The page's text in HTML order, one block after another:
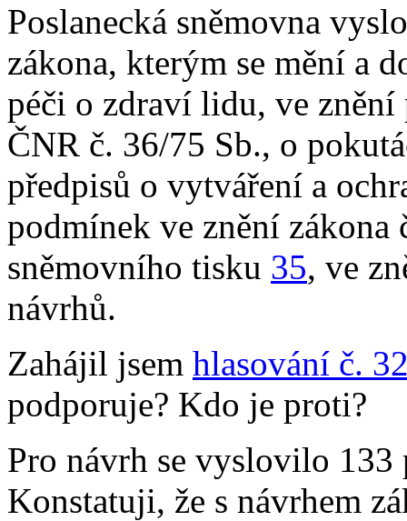
Poslanecká sněmovna
zákona, kterým se mění a
péči o zdraví lidu, ve znění
ČNR č. 36/75 Sb., o
předpisů o vytváření a
podmínek ve znění zákona
sněmovního tisku 35, ve
návrhů.
Zahájil jsem hlasování č.
podporuje? Kdo je proti?
Pro návrh se vyslovilo
Konstatuji, že s návrhem